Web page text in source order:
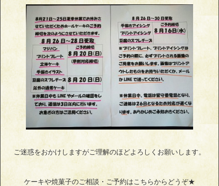
ご迷惑をおかけしますがご理解のほどよろしくお願いします。
ケーキや焼菓子のご相談・ご予約はこちらからどうぞ★